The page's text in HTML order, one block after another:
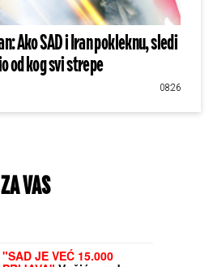
Ako SAD i Iran pokleknu, sledi
od kog svi strepe
08:26
VAS